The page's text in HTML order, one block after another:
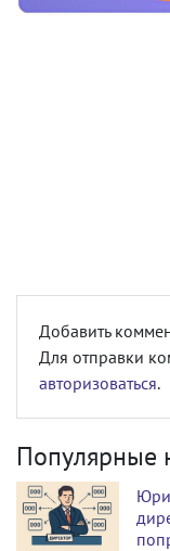
Добавить
Для отправки
авторизоваться.
Популярные